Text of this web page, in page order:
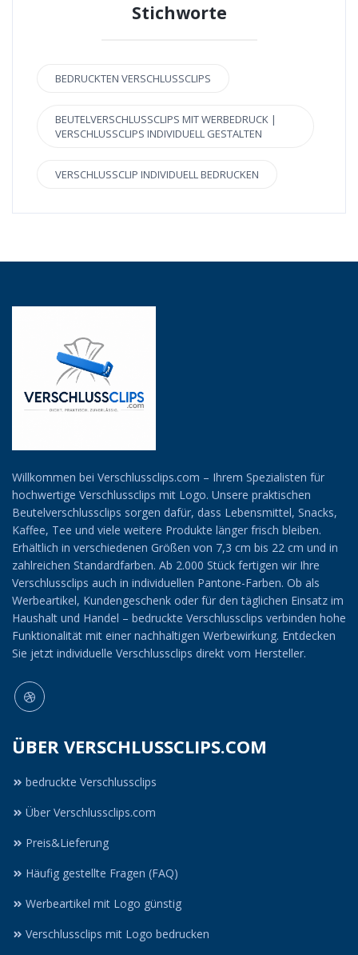
Stichworte
BEDRUCKTEN VERSCHLUSSCLIPS
BEUTELVERSCHLUSSCLIPS MIT WERBEDRUCK |
VERSCHLUSSCLIPS INDIVIDUELL GESTALTEN
VERSCHLUSSCLIP INDIVIDUELL BEDRUCKEN
Willkommen bei Verschlussclips.com – Ihrem Spezialisten für
hochwertige Verschlussclips mit Logo. Unsere praktischen
Beutelverschlussclips sorgen dafür, dass Lebensmittel, Snacks,
Kaffee, Tee und viele weitere Produkte länger frisch bleiben.
Erhältlich in verschiedenen Größen von 7,3 cm bis 22 cm und in
zahlreichen Standardfarben. Ab 2.000 Stück fertigen wir Ihre
Verschlussclips auch in individuellen Pantone-Farben. Ob als
Werbeartikel, Kundengeschenk oder für den täglichen Einsatz im
Haushalt und Handel – bedruckte Verschlussclips verbinden hohe
Funktionalität mit einer nachhaltigen Werbewirkung. Entdecken
Sie jetzt individuelle Verschlussclips direkt vom Hersteller.
ÜBER VERSCHLUSSCLIPS.COM
bedruckte Verschlussclips
Über Verschlussclips.com
Preis&Lieferung
Häufig gestellte Fragen (FAQ)
Werbeartikel mit Logo günstig
Verschlussclips mit Logo bedrucken